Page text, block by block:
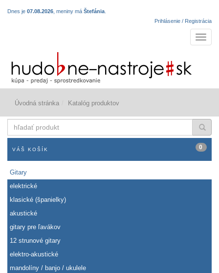
Dnes je 07.08.2026 , meniny má Štefánia
Prihlásenie / Registrácia
Úvodná stránka Katalóg produktov
produkt
VÁŠ KOŠÍK 0
Gitary
elektrické
klasické (španielky)
akustické
gitary pre ľavákov
12 strunové gitary
elektro-akustické
mandolíny / banjo / ukulele